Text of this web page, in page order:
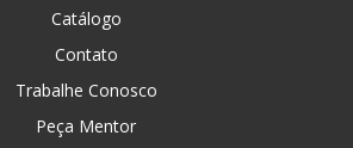
Catálogo
Contato
Trabalhe Conosco
Peça Mentor